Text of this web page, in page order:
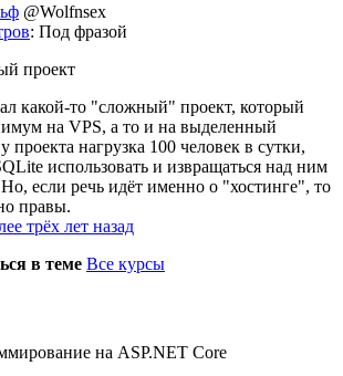
@Wolfnsex
: Под фразой
проект
какой-то "сложный" проект, который
на VPS, а то и на выделенный
проекта нагрузка 100 человек в сутки,
использовать и извращаться над ним
если речь идёт именно о "хостинге", то
правы.
трёх лет назад
в теме Все курсы
на ASP.NET Core